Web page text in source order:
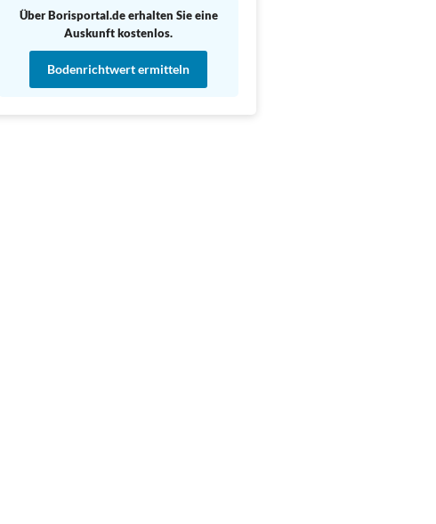
Über Borisportal.de erhalten Sie eine
Auskunft kostenlos.
Bodenrichtwert ermitteln